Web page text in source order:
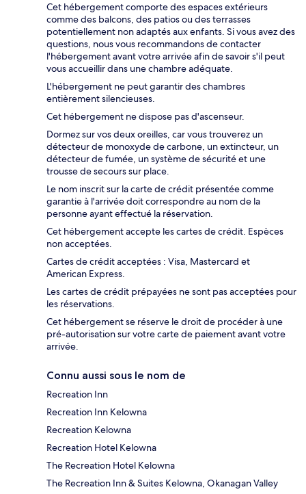
Cet hébergement comporte des espaces extérieurs
comme des balcons, des patios ou des terrasses
potentiellement non adaptés aux enfants. Si vous avez des
questions, nous vous recommandons de contacter
l'hébergement avant votre arrivée afin de savoir s'il peut
vous accueillir dans une chambre adéquate.
L'hébergement ne peut garantir des chambres
entièrement silencieuses.
Cet hébergement ne dispose pas d'ascenseur.
Dormez sur vos deux oreilles, car vous trouverez un
détecteur de monoxyde de carbone, un extincteur, un
détecteur de fumée, un système de sécurité et une
trousse de secours sur place.
Le nom inscrit sur la carte de crédit présentée comme
garantie à l'arrivée doit correspondre au nom de la
personne ayant effectué la réservation.
Cet hébergement accepte les cartes de crédit. Espèces
non acceptées.
Cartes de crédit acceptées : Visa, Mastercard et
American Express.
Les cartes de crédit prépayées ne sont pas acceptées pour
les réservations.
Cet hébergement se réserve le droit de procéder à une
pré-autorisation sur votre carte de paiement avant votre
arrivée.
Connu aussi sous le nom de
Recreation Inn
Recreation Inn Kelowna
Recreation Kelowna
Recreation Hotel Kelowna
The Recreation Hotel Kelowna
The Recreation Inn & Suites Kelowna, Okanagan Valley